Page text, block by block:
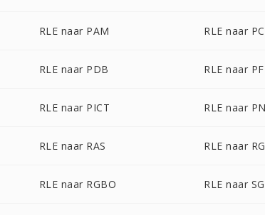
RLE naar PAM RLE naar
RLE naar PDB RLE naar
RLE naar PICT RLE naar
RLE naar RAS RLE naar
RLE naar RGBO RLE naar